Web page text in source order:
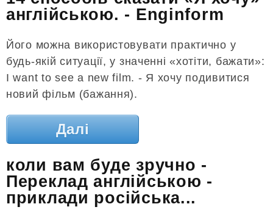
англійською. - Enginform
Його можна використовувати практично у
будь-якій ситуації, у значенні «хотіти, бажати»:
I want to see a new film. - Я хочу подивитися
новий фільм (бажання).
Далі
коли вам буде зручно -
Переклад англійською -
приклади російська...